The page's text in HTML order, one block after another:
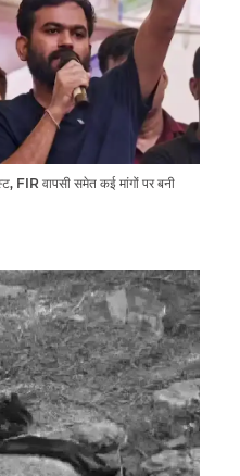
FIR वापसी समेत कई मांगों पर बनी